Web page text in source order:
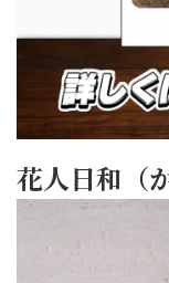
花人日和（